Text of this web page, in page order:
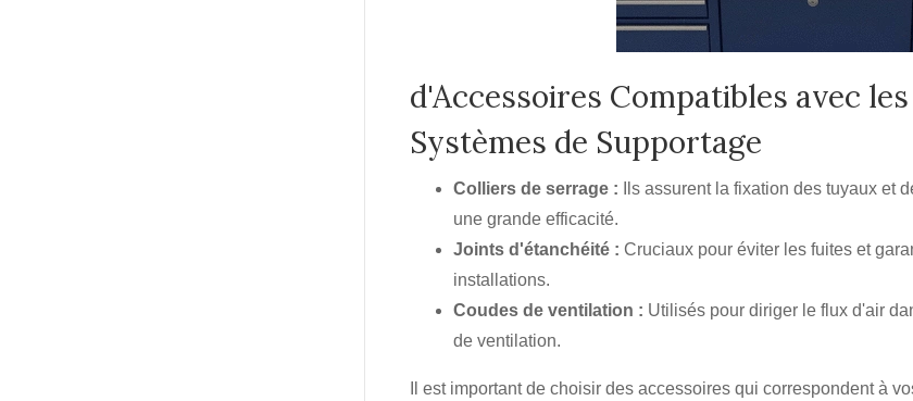
d'Accessoires Compatibles avec les
Systèmes de Supportage
Colliers de serrage : Ils assurent la fixation des tuyaux et
une grande efficacité.
Joints d'étanchéité : Cruciaux pour éviter les fuites et
installations.
Coudes de ventilation : Utilisés pour diriger le flux d'air
de ventilation.
Il est important de choisir des accessoires qui correspondent à